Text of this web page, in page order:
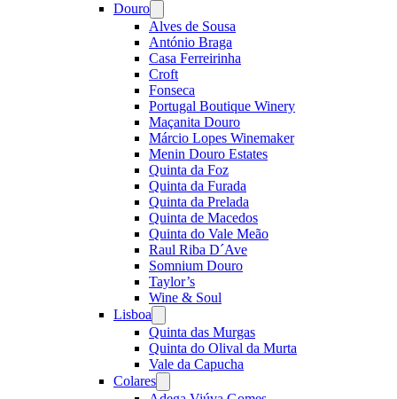
Douro
menu
Alves de Sousa
António Braga
Casa Ferreirinha
Croft
Fonseca
Portugal Boutique Winery
Maçanita Douro
Márcio Lopes Winemaker
Menin Douro Estates
Quinta da Foz
Quinta da Furada
Quinta da Prelada
Quinta de Macedos
Quinta do Vale Meão
Raul Riba D´Ave
Somnium Douro
Taylor’s
Wine & Soul
Lisboa
menu
Quinta das Murgas
Quinta do Olival da Murta
Vale da Capucha
Colares
menu